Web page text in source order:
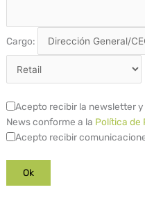
Cargo:
Acepto recibir la newsletter
News conforme a la Política de
Acepto recibir